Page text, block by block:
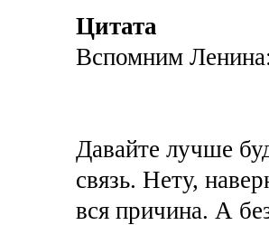
Цитата
Вспомним
Давайте лучше
связь. Нету,
вся причина. А